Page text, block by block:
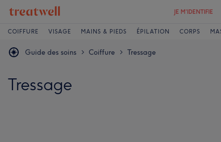
JE M'IDENTIFIE
COIFFURE VISAGE MAINS & PIEDS ÉPILATION CORPS
Guide des soins > Coiffure > Tressage
Tressage